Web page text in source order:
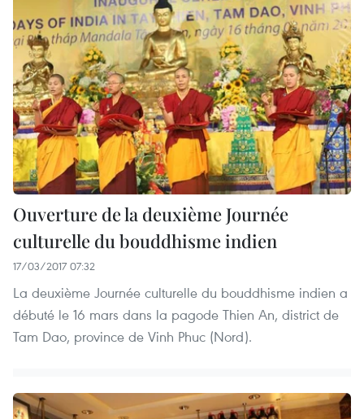
Ouverture de la deuxième Journée
culturelle du bouddhisme indien
17/03/2017 07:32
La deuxième Journée culturelle du bouddhisme indien a
débuté le 16 mars dans la pagode Thien An, district de
Tam Dao, province de Vinh Phuc (Nord).